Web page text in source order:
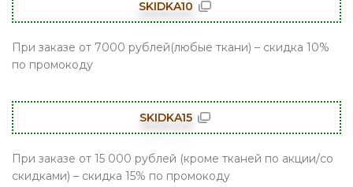
SKIDKA10
При заказе от 7000 рублей(любые ткани) – скидка 10%
по промокоду
SKIDKA15
При заказе от 15 000 рублей (кроме тканей по акции/со
скидками) – скидка 15% по промокоду